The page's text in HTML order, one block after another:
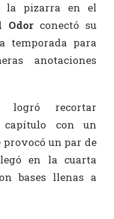
la pizarra en el
Odorconectó su
temporada para
anotaciones
logró recortar
con un
provocó un par de
en la cuarta
bases llenas a